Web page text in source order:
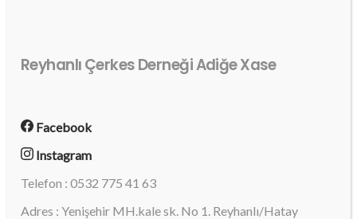
Reyhanlı Çerkes Derneği Adiğe Xase
Facebook
Instagram
Telefon : 0532 775 41 63
Adres : Yenişehir MH.kale sk. No 1. Reyhanlı/Hatay